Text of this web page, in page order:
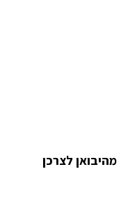
לצרכן